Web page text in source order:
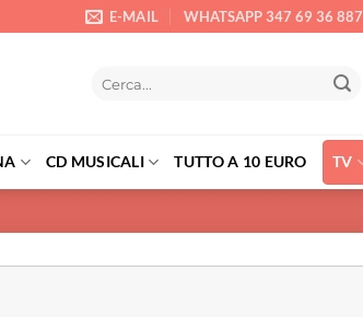
E-MAIL WHATSAPP 347 69 36 887
CD MUSICALI TUTTO A 10 EURO TV